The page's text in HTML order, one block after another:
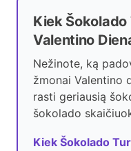
Kiek Šokolado
Valentino
Nežinote, ką
žmonai Valentino
rasti geriausią
šokolado
Kiek Šokolado